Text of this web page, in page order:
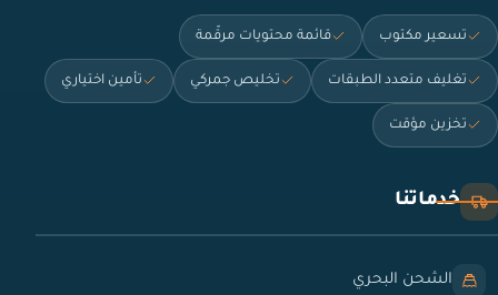
تسعير مكتوب قائمة محتويات مرقّمة
تغليف متعدد الطبقات تخليص جمركي تأمين اختياري
تخزين مؤقت
خدماتنا
الشحن البحري